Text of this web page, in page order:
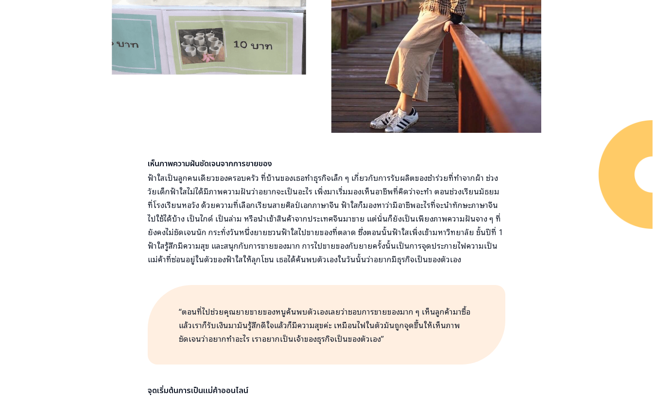
เห็นภาพความฝันชัดเจนจากการขายของ
ฟ้าใสเป็นลูกคนเดียวของครอบครัว ที่บ้านของเธอทำธุรกิจเล็ก ๆ เกี่ยวกับการรับผลิตของชำร่วยที่ทำจากผ้า ช่วง
วัยเด็กฟ้าใสไม่ได้มีภาพความฝันว่าอยากจะเป็นอะไร เพิ่งมาเริ่มมองเห็นอาชีพที่คิดว่าจะทำ ตอนช่วงเรียนมัธยม
ที่โรงเรียนหอวัง ด้วยความที่เลือกเรียนสายศิลป์เอกภาษาจีน ฟ้าใสก็มองหาว่ามีอาชีพอะไรที่จะนำทักษะภาษาจีน
ไปใช้ได้บ้าง เป็นไกด์ เป็นล่าม หรือนำเข้าสินค้าจากประเทศจีนมาขาย แต่นั่นก็ยังเป็นเพียงภาพความฝันจาง ๆ ที่
ยังคงไม่ชัดเจนนัก กระทั่งวันหนึ่งยายชวนฟ้าใสไปขายของที่ตลาด ซึ่งตอนนั้นฟ้าใสเพิ่งเข้ามหาวิทยาลัย ชั้นปีที่ 1
ฟ้าใสรู้สึกมีความสุข และสนุกกับการขายของมาก การไปขายของกับยายครั้งนั้นเป็นการจุดประกายไฟความเป็น
แม่ค้าที่ซ่อนอยู่ในตัวของฟ้าใสให้ลุกโชน เธอได้ค้นพบตัวเองในวันนั้นว่าอยากมีธุรกิจเป็นของตัวเอง
“ตอนที่ไปช่วยคุณยายขายของหนูค้นพบตัวเองเลยว่าชอบการขายของมาก ๆ เห็นลูกค้ามาซื้อ
แล้วเราก็รับเงินมามันรู้สึกดีใจแล้วก็มีความสุขค่ะ เหมือนไฟในตัวมันถูกจุดขึ้นให้เห็นภาพ
ชัดเจนว่าอยากทำอะไร เราอยากเป็นเจ้าของธุรกิจเป็นของตัวเอง”
จุดเริ่มต้นการเป็นแม่ค้าออนไลน์